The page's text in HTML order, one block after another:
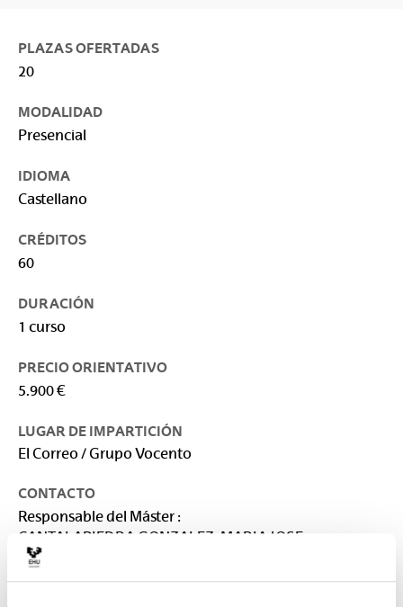
PLAZAS OFERTADAS
20
MODALIDAD
Presencial
IDIOMA
Castellano
CRÉDITOS
60
DURACIÓN
1 curso
PRECIO ORIENTATIVO
5.900 €
LUGAR DE IMPARTICIÓN
El Correo / Grupo Vocento
CONTACTO
Responsable del Máster :
CANTALAPIEDRA GONZALEZ, MARIA JOSE
mariajose.cantalapiedra@ehu.eus